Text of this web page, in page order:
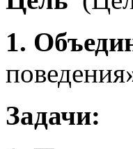
1.
Задачи: